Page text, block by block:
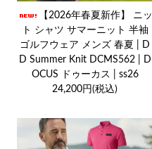
【2026年春夏新作】 ニッ
ト シャツ サマーニット 半袖
ゴルフウェア メンズ 春夏 | D
D Summer Knit DCMS562 | D
OCUS ドゥーカス | ss26
24,200円(税込)